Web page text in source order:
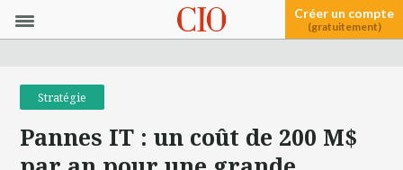
Créer un compte
(gratuitement)
Stratégie
Pannes IT : un coût de 200 M$